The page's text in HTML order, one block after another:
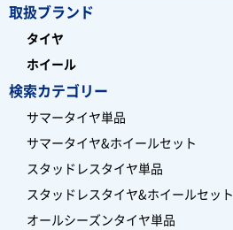
取扱ブランド
タイヤ
ホイール
検索カテゴリー
サマータイヤ単品
サマータイヤ&ホイールセット
スタッドレスタイヤ単品
スタッドレスタイヤ&ホイールセット
オールシーズンタイヤ単品